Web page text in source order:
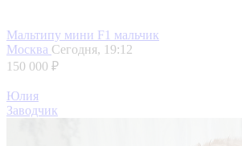
Мальтипу мини F1 мальчик
Москва Сегодня, 19:12
150 000 ₽
Юлия
Заводчик